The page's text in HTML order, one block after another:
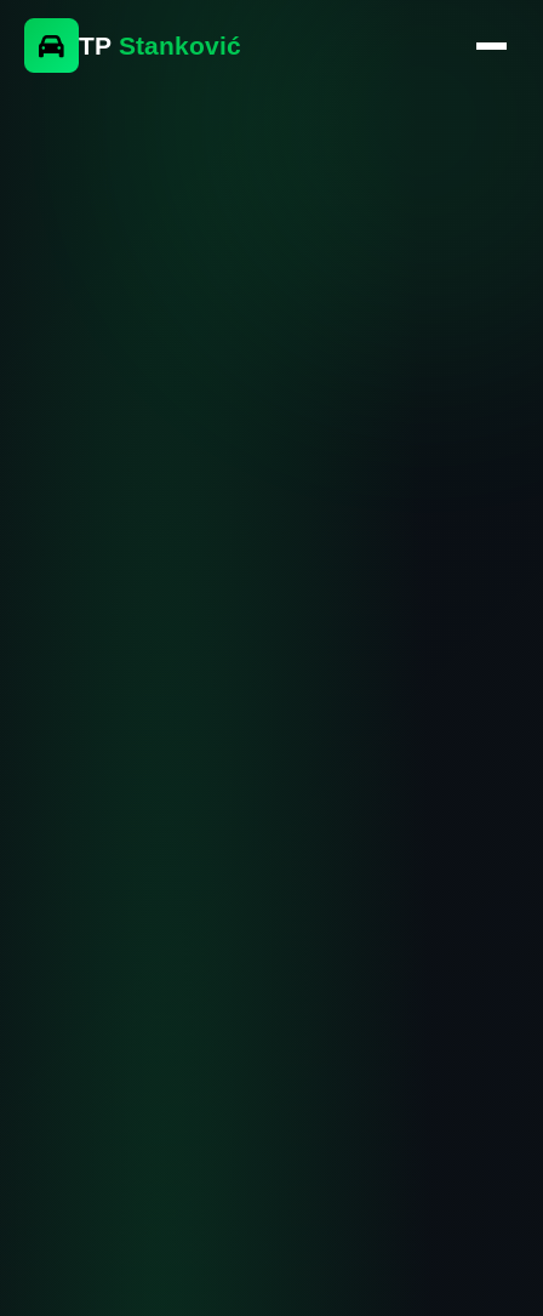
TP Stanković